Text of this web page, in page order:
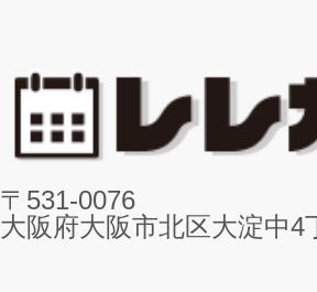
〒531-0076
大阪府大阪市北区大淀中4